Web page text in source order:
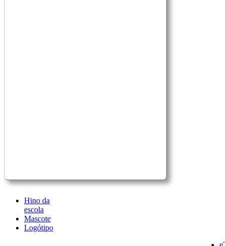
Hino da
escola
Mascote
Logótipo